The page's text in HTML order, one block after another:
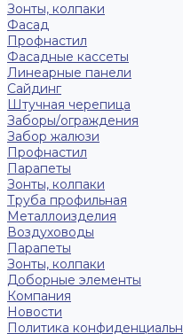
Зонты, колпаки
Фасад
Профнастил
Фасадные кассеты
Линеарные панели
Сайдинг
Штучная черепица
Заборы/ограждения
Забор жалюзи
Профнастил
Парапеты
Зонты, колпаки
Труба профильная
Металлоизделия
Воздуховоды
Парапеты
Зонты, колпаки
Доборные элементы
Компания
Новости
Политика